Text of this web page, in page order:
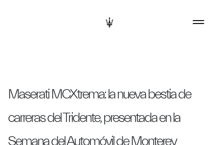
Maserati MCXtrema: la nueva bestia de
carreras del Tridente, presentada en la
Semana del Automóvil de Monterey